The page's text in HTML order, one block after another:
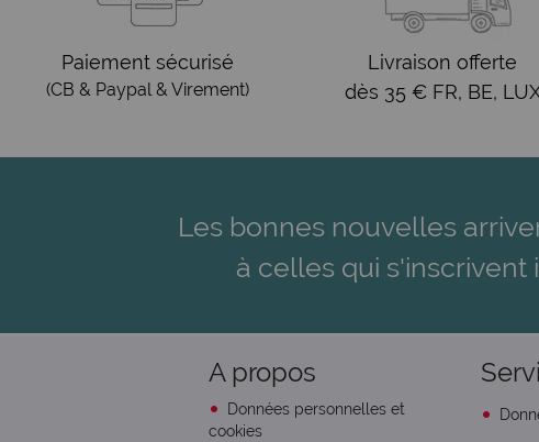
Paiement sécurisé
(CB & Paypal & Virement)
Livraison offerte
dès 35 € FR, BE,
Les bonnes nouvelles
à celles qui s'inscrivent
A propos
Données personnelles et
cookies